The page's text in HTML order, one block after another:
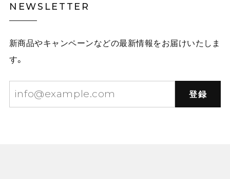
NEWSLETTER
新商品やキャンペーンなどの最新情報をお届けいたしま
す。
登録